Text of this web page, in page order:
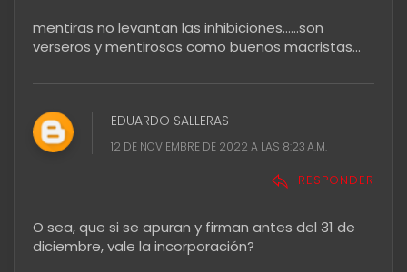
mentiras no levantan las inhibiciones......son
verseros y mentirosos como buenos macristas...
EDUARDO SALLERAS
12 DE NOVIEMBRE DE 2022 A LAS 8:23 A.M.
RESPONDER
O sea, que si se apuran y firman antes del 31 de
diciembre, vale la incorporación?